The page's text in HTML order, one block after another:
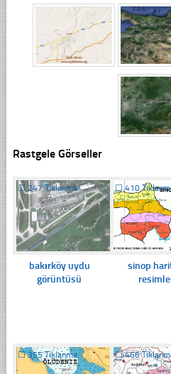
Rastgele Görseller
☐247 Tıklanma
bakırköy uydu
görüntüsü
☐410
sinop
☐355 Tıklanma ☐466